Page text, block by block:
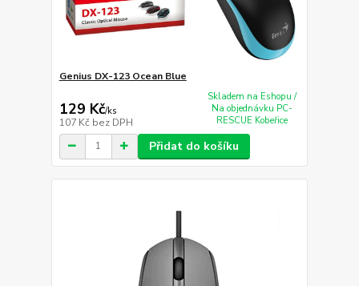
Genius DX-123 Ocean Blue
129 Kč/ks
107 Kč bez DPH
Skladem na Eshopu /
Na objednávku PC-
RESCUE Kobeřice
Přidat do košíku